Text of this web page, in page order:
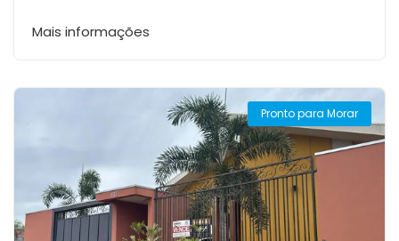
Mais informações
Pronto para Morar